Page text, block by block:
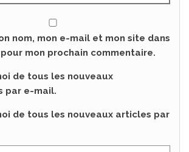
nom, mon e-mail et mon site dans
mon prochain commentaire.
de tous les nouveaux
par e-mail.
de tous les nouveaux articles par